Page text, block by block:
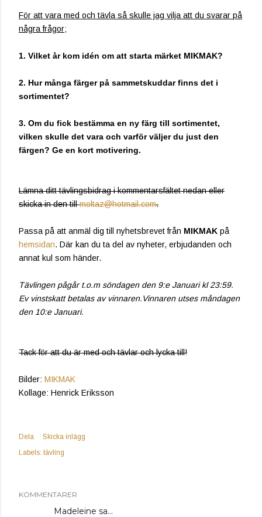
För att vara med och tävla så skulle jag vilja att du svarar på
några frågor;
1. Vilket år kom idén om att starta märket MIKMAK?
2. Hur många färger på sammetskuddar finns det i
sortimentet?
3. Om du fick bestämma en ny färg till sortimentet,
vilken skulle det vara och varför väljer du just den
färgen? Ge en kort motivering.
Lämna ditt tävlingsbidrag i kommentarsfältet nedan eller
skicka in den tillmoltaz@hotmail.com.
Passa på att anmäl dig till nyhetsbrevet från MIKMAK på
hemsidan. Där kan du ta del av nyheter, erbjudanden och
annat kul som händer.
Tävlingen pågår t.o.m söndagen den 9:e Januari kl 23:59.
Ev vinstskatt betalas av vinnaren.Vinnaren utses måndagen
den 10:e Januari.
Tack för att du är med och tävlar och lycka till!
Bilder: MIKMAK
Kollage: Henrick Eriksson
Dela
Skicka inlägg
Labels: tävling
KOMMENTARER
Madeleine sa…